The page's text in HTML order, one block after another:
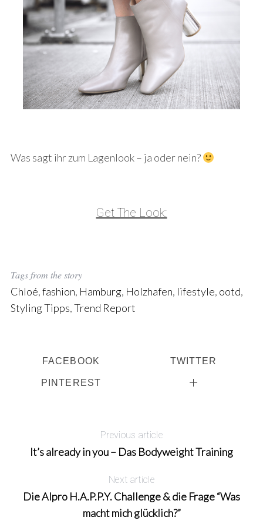
Was sagt ihr zum Lagenlook – ja oder nein?
Get The Look:
Tags from the story
Chloé,fashion, Hamburg, Holzhafen, lifestyle, ootd,
Styling Tipps,Trend Report
FACEBOOK TWITTER
PINTEREST
Previous article
It’s already in you – Das Bodyweight Training
Next article
Die Alpro H.A.P.P.Y. Challenge & die Frage “Was
macht mich glücklich?”